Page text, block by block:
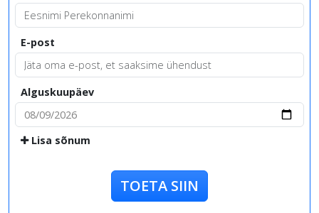
E-post
Alguskuupäev
Lisa sõnum
TOETA SIIN